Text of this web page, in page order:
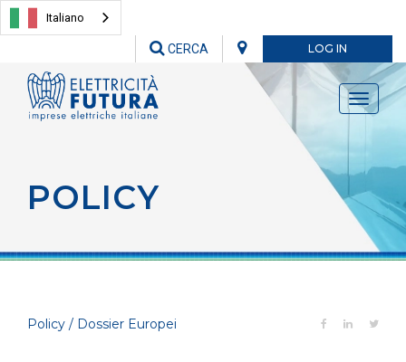
Italiano
LOG IN
CERCA
Toggle
POLICY
Policy / Dossier Europei